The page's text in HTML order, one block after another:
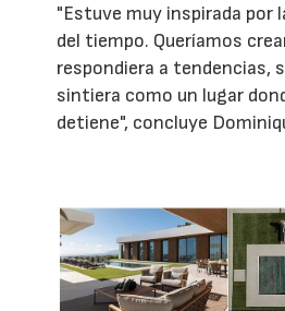
"Estuve muy inspirada por
del tiempo. Queríamos
respondiera a tendencias,
sintiera como un lugar
detiene", concluye